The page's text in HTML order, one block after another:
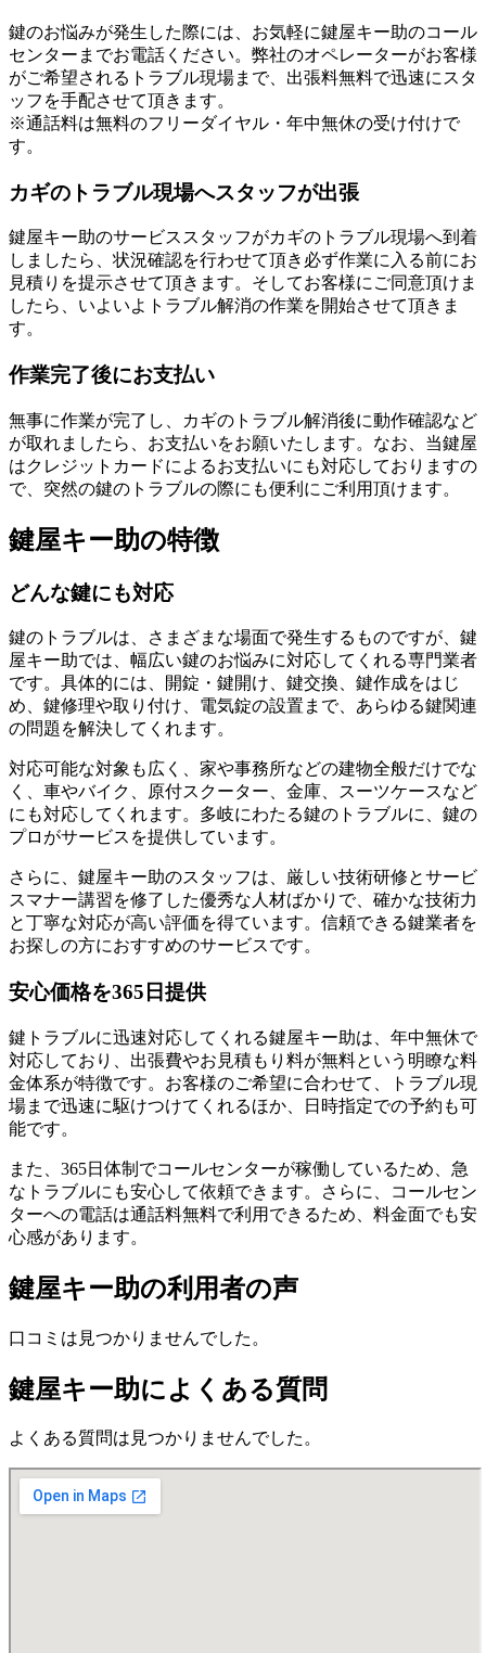
鍵のお悩みが発生した際には、お気軽に鍵屋キー助のコール
センターまでお電話ください。弊社のオペレーターがお客様
がご希望されるトラブル現場まで、出張料無料で迅速にスタ
ッフを手配させて頂きます。
※通話料は無料のフリーダイヤル・年中無休の受け付けで
す。
カギのトラブル現場へスタッフが出張
鍵屋キー助のサービススタッフがカギのトラブル現場へ到着
しましたら、状況確認を行わせて頂き必ず作業に入る前にお
見積りを提示させて頂きます。そしてお客様にご同意頂けま
したら、いよいよトラブル解消の作業を開始させて頂きま
す。
作業完了後にお支払い
無事に作業が完了し、カギのトラブル解消後に動作確認など
が取れましたら、お支払いをお願いたします。なお、当鍵屋
はクレジットカードによるお支払いにも対応しておりますの
で、突然の鍵のトラブルの際にも便利にご利用頂けます。
鍵屋キー助の特徴
どんな鍵にも対応
鍵のトラブルは、さまざまな場面で発生するものですが、鍵
屋キー助では、幅広い鍵のお悩みに対応してくれる専門業者
です。具体的には、開錠・鍵開け、鍵交換、鍵作成をはじ
め、鍵修理や取り付け、電気錠の設置まで、あらゆる鍵関連
の問題を解決してくれます。
対応可能な対象も広く、家や事務所などの建物全般だけでな
く、車やバイク、原付スクーター、金庫、スーツケースなど
にも対応してくれます。多岐にわたる鍵のトラブルに、鍵の
プロがサービスを提供しています。
さらに、鍵屋キー助のスタッフは、厳しい技術研修とサービ
スマナー講習を修了した優秀な人材ばかりで、確かな技術力
と丁寧な対応が高い評価を得ています。信頼できる鍵業者を
お探しの方におすすめのサービスです。
安心価格を365日提供
鍵トラブルに迅速対応してくれる鍵屋キー助は、年中無休で
対応しており、出張費やお見積もり料が無料という明瞭な料
金体系が特徴です。お客様のご希望に合わせて、トラブル現
場まで迅速に駆けつけてくれるほか、日時指定での予約も可
能です。
また、365日体制でコールセンターが稼働しているため、急
なトラブルにも安心して依頼できます。さらに、コールセン
ターへの電話は通話料無料で利用できるため、料金面でも安
心感があります。
鍵屋キー助の利用者の声
口コミは見つかりませんでした。
鍵屋キー助によくある質問
よくある質問は見つかりませんでした。